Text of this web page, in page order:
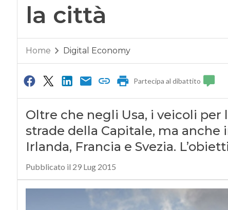
la città
Home Digital Economy
Partecipa al dibattito
Oltre che negli Usa, i veicoli per
strade della Capitale, ma
Irlanda, Francia e Svezia.
Pubblicato il 29 Lug 2015